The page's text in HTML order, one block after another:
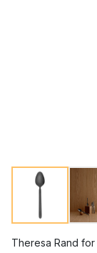
Theresa Rand for